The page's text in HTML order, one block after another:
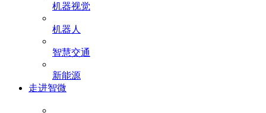
机器视觉
机器人
智慧交通
新能源
走进智微